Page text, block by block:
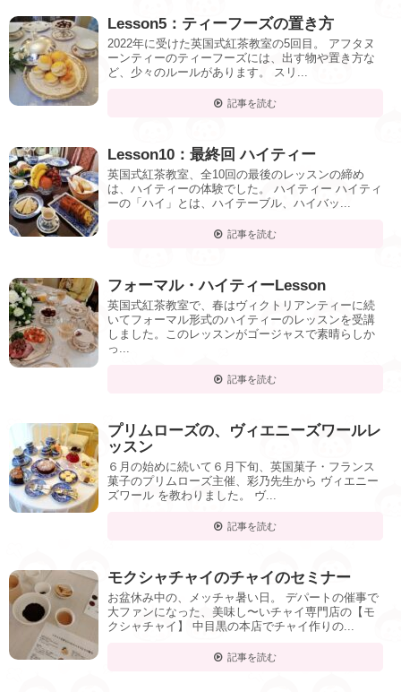
Lesson5：ティーフーズの置き方
2022年に受けた英国式紅茶教室の5回目。 アフタヌ
ーンティーのティーフーズには、出す物や置き方な
ど、少々のルールがあります。 スリ...
記事を読む
Lesson10：最終回 ハイティー
英国式紅茶教室、全10回の最後のレッスンの締め
は、ハイティーの体験でした。 ハイティー ハイティ
ーの「ハイ」とは、ハイテーブル、ハイバッ...
記事を読む
フォーマル・ハイティーLesson
英国式紅茶教室で、春はヴィクトリアンティーに続
いてフォーマル形式のハイティーのレッスンを受講
しました。このレッスンがゴージャスで素晴らしか
っ...
記事を読む
プリムローズの、ヴィエニーズワールレ
ッスン
６月の始めに続いて６月下旬、英国菓子・フランス
菓子のプリムローズ主催、彩乃先生から ヴィエニー
ズワール を教わりました。 ヴ...
記事を読む
モクシャチャイのチャイのセミナー
お盆休み中の、メッチャ暑い日。 デパートの催事で
大ファンになった、美味し〜いチャイ専門店の【モ
クシャチャイ】 中目黒の本店でチャイ作りの...
記事を読む